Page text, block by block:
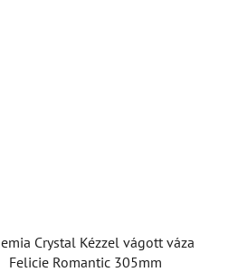
Crystal Kézzel vágott váza
Felicie Romantic 305mm